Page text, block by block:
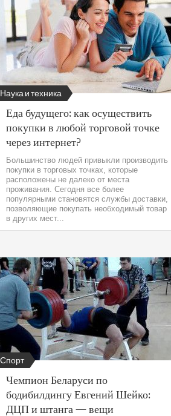
Наука и техника
Еда будущего: как осуществить
покупки в любой торговой точке
через интернет?
Большинство людей привыкли производить
покупки в торговых точках, которые
расположены не далеко от места
проживания. Сегодня все более
популярными становятся службы доставки,
позволяющие покупать необходимый товар
в других мест...
Спорт
Чемпион Беларуси по
бодибилдингу Евгений Шейко:
ДЦП и штанга — вещи